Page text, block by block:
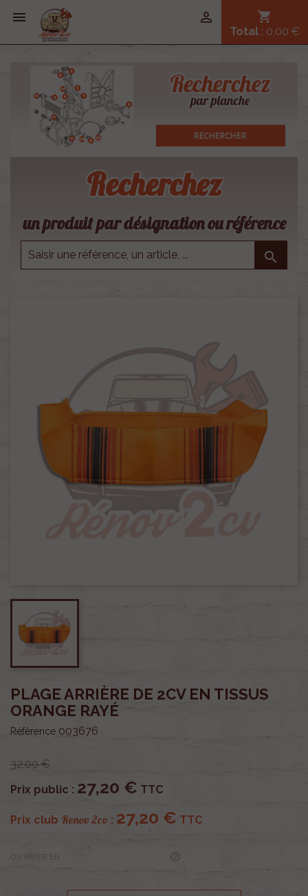
 shopping_cart
Total : 0,00 €

Recherchez
un produit par désignation ou référence

PLAGE ARRIÈRE DE 2CV EN TISSUS
ORANGE RAYÉ
Référence 003676
32,00 €
Prix public : 27,20 € TTC
Prix club Renov 2cv : 27,20 € TTC
OU PAYER EN